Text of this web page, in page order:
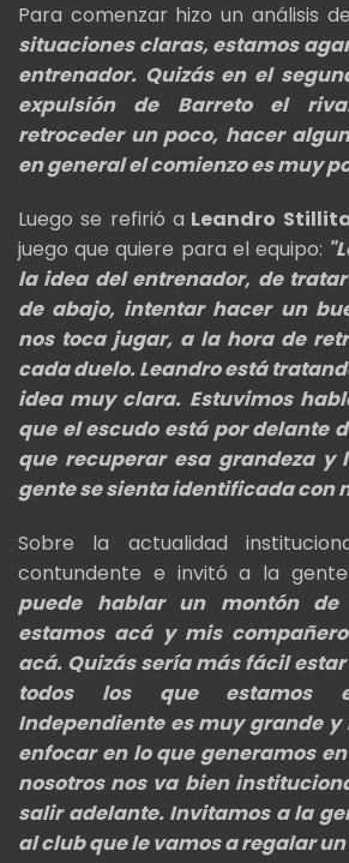
Para comenzar hizo un análisis
situaciones claras, estamos
entrenador. Quizás en el
expulsión de Barreto el
retroceder un poco, hacer
en general el comienzo es muy
Luego se refirió a Leandro
juego que quiere para el equipo: "
la idea del entrenador, de
de abajo, intentar hacer un
nos toca jugar, a la hora de
cada duelo. Leandro está
idea muy clara. Estuvimos
que el escudo está por delante
que recuperar esa grandeza y
gente se sienta identificada con
Sobre la actualidad
contundente e invitó a la
puede hablar un montón de
estamos acá y mis
acá. Quizás sería más fácil
todos los que estamos
Independiente es muy grande y
enfocar en lo que generamos
nosotros nos va bien
salir adelante. Invitamos a la
al club que le vamos a regalar